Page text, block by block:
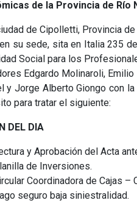
de la Provincia de Río
de Cipolletti, Provincia
su sede, sita en Italia 235
Social para los
Edgardo Molinaroli,
y Jorge Alberto Giongo con
para tratar el siguiente:
DEL DIA
y Aprobación del Acta
de Inversiones.
Coordinadora de Cajas –
seguro baja siniestralidad.